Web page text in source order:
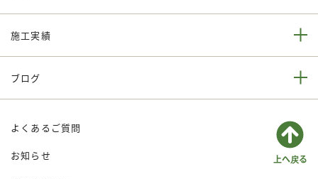
施工実績
ブログ
よくあるご質問
お知らせ